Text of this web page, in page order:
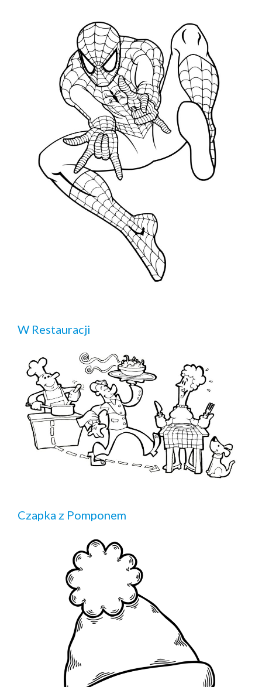
W Restauracji
Czapka z Pomponem